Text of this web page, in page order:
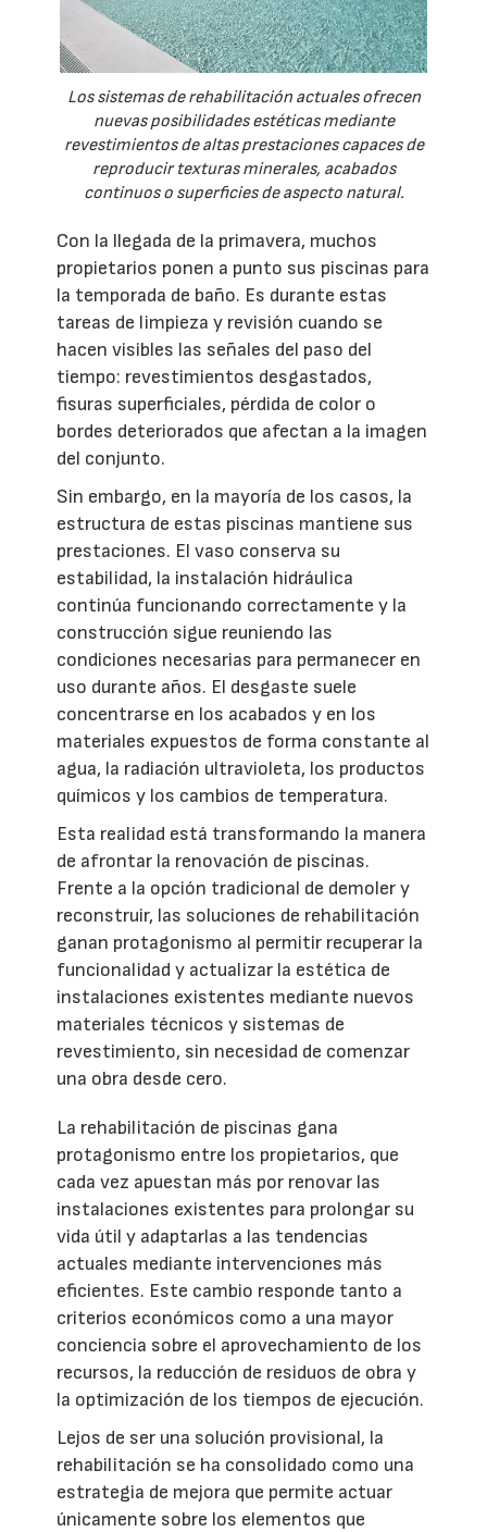
Los sistemas de rehabilitación actuales ofrecen
nuevas posibilidades estéticas mediante
revestimientos de altas prestaciones capaces de
reproducir texturas minerales, acabados
continuos o superficies de aspecto natural.
Con la llegada de la primavera, muchos
propietarios ponen a punto sus piscinas para
la temporada de baño. Es durante estas
tareas de limpieza y revisión cuando se
hacen visibles las señales del paso del
tiempo: revestimientos desgastados,
fisuras superficiales, pérdida de color o
bordes deteriorados que afectan a la imagen
del conjunto.
Sin embargo, en la mayoría de los casos, la
estructura de estas piscinas mantiene sus
prestaciones. El vaso conserva su
estabilidad, la instalación hidráulica
continúa funcionando correctamente y la
construcción sigue reuniendo las
condiciones necesarias para permanecer en
uso durante años. El desgaste suele
concentrarse en los acabados y en los
materiales expuestos de forma constante al
agua, la radiación ultravioleta, los productos
químicos y los cambios de temperatura.
Esta realidad está transformando la manera
de afrontar la renovación de piscinas.
Frente a la opción tradicional de demoler y
reconstruir, las soluciones de rehabilitación
ganan protagonismo al permitir recuperar la
funcionalidad y actualizar la estética de
instalaciones existentes mediante nuevos
materiales técnicos y sistemas de
revestimiento, sin necesidad de comenzar
una obra desde cero.
La rehabilitación de piscinas gana
protagonismo entre los propietarios, que
cada vez apuestan más por renovar las
instalaciones existentes para prolongar su
vida útil y adaptarlas a las tendencias
actuales mediante intervenciones más
eficientes. Este cambio responde tanto a
criterios económicos como a una mayor
conciencia sobre el aprovechamiento de los
recursos, la reducción de residuos de obra y
la optimización de los tiempos de ejecución.
Lejos de ser una solución provisional, la
rehabilitación se ha consolidado como una
estrategia de mejora que permite actuar
únicamente sobre los elementos que